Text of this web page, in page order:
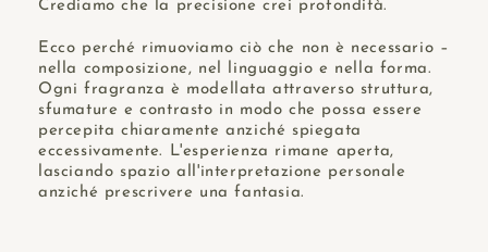
Crediamo che la precisione crei profondità.
Ecco perché rimuoviamo ciò che non è necessario –
nella composizione, nel linguaggio e nella forma.
Ogni fragranza è modellata attraverso struttura,
sfumature e contrasto in modo che possa essere
percepita chiaramente anziché spiegata
eccessivamente. L'esperienza rimane aperta,
lasciando spazio all'interpretazione personale
anziché prescrivere una fantasia.